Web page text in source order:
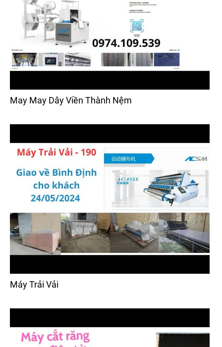
May May Dây Viền Thành Nệm
Máy Trải Vải